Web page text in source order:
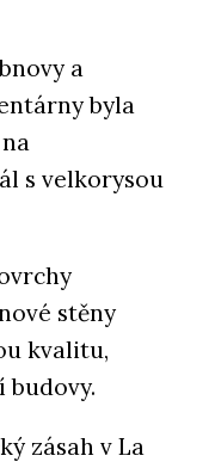
a
byla
s velkorysou
stěny
kvalitu,
budovy.
zásah v La